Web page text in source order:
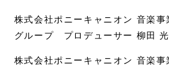
株式会社ポニーキャニオン 音楽
グループ プロデューサー 柳田
株式会社ポニーキャニオン 音楽